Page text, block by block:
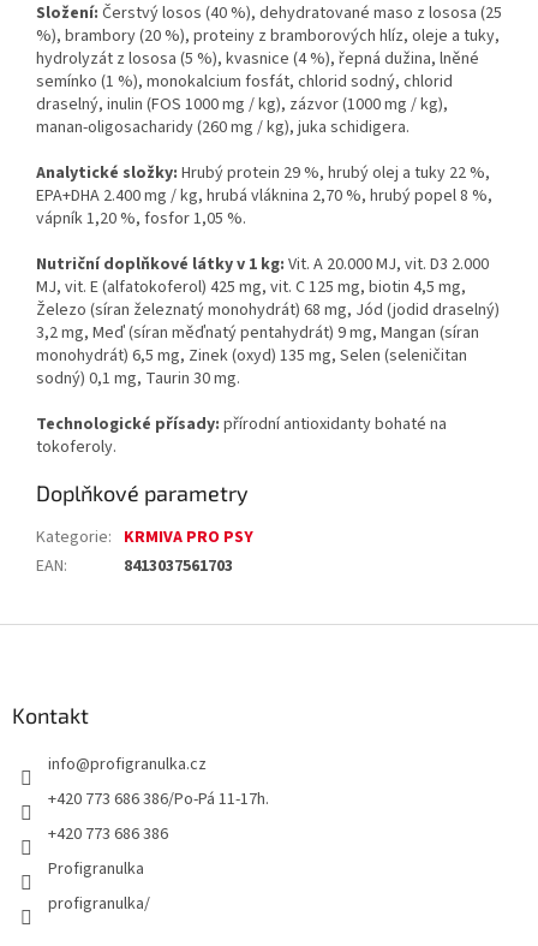
Složení: Čerstvý losos (40 %), dehydratované maso z lososa (25
%), brambory (20 %), proteiny z bramborových hlíz, oleje a tuky,
hydrolyzát z lososa (5 %), kvasnice (4 %), řepná dužina, lněné
semínko (1 %), monokalcium fosfát, chlorid sodný, chlorid
draselný, inulin (FOS 1000 mg / kg), zázvor (1000 mg / kg),
manan-oligosacharidy (260 mg / kg), juka schidigera.
Analytické složky: Hrubý protein 29 %, hrubý olej a tuky 22 %,
EPA+DHA 2.400 mg / kg, hrubá vláknina 2,70 %, hrubý popel 8 %,
vápník 1,20 %, fosfor 1,05 %.
Nutriční doplňkové látky v 1 kg: Vit. A 20.000 MJ, vit. D3 2.000
MJ, vit. E (alfatokoferol) 425 mg, vit. C 125 mg, biotin 4,5 mg,
Železo (síran železnatý monohydrát) 68 mg, Jód (jodid draselný)
3,2 mg, Meď (síran měďnatý pentahydrát) 9 mg, Mangan (síran
monohydrát) 6,5 mg, Zinek (oxyd) 135 mg, Selen (seleničitan
sodný) 0,1 mg, Taurin 30 mg.
Technologické přísady: přírodní antioxidanty bohaté na
tokoferoly.
Doplňkové parametry
Kategorie: KRMIVA PRO PSY
EAN: 8413037561703
Kontakt
info@profigranulka.cz
+420 773 686 386/Po-Pá 11-17h.
+420 773 686 386
Profigranulka
profigranulka/